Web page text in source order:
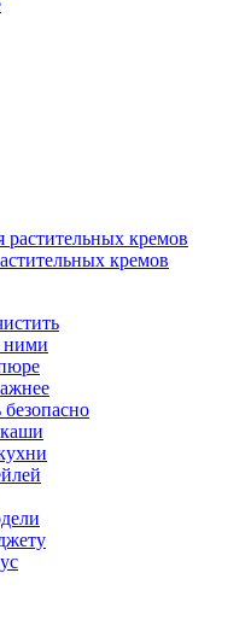
кремов
ними